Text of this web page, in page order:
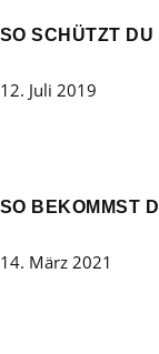
SO SCHÜTZT
12. Juli 2019
SO BEKOMMST
14. März 2021